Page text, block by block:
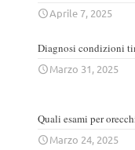
Aprile 7, 2025
Diagnosi condizioni
Marzo 31, 2025
Quali esami per
Marzo 24, 2025